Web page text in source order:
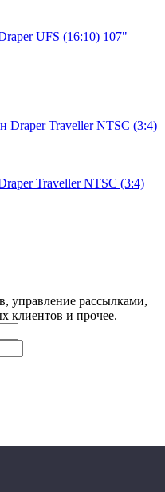
UFS (16:10) 107"
Traveller NTSC (3:4)
управление рассылками,
клиентов и прочее.